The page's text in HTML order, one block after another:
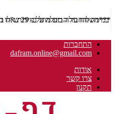
***משלוח עד הבית מוזל ב- 29 ש"ח בקניה מעל 289 ש"ח שליח עד הבית ***
התחברות
dafram.online@gmail.com
אודות
צרו קשר
תקנון